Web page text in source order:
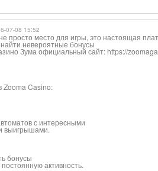
07-08 15:52
просто место для игры, это настоящая
невероятные бонусы
Зума официальный сайт: https://
Zooma Casino:
с интересными
выигрышами.
бонусы
активность.